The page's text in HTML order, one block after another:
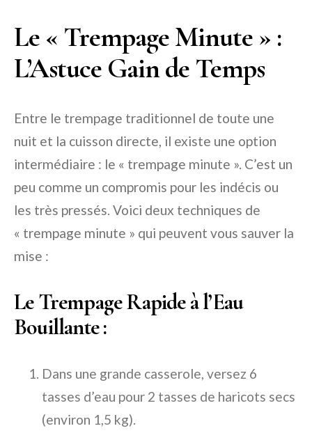
Le « Trempage Minute » :
L’Astuce Gain de Temps
Entre le trempage traditionnel de toute une
nuit et la cuisson directe, il existe une option
intermédiaire : le « trempage minute ». C’est un
peu comme un compromis pour les indécis ou
les très pressés. Voici deux techniques de
« trempage minute » qui peuvent vous sauver la
mise :
Le Trempage Rapide à l’Eau
Bouillante :
Dans une grande casserole, versez 6
tasses d’eau pour 2 tasses de haricots secs
(environ 1,5 kg).